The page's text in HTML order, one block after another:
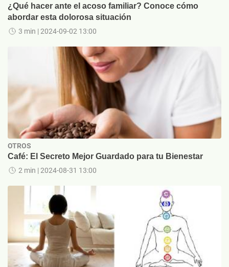
¿Qué hacer ante el acoso familiar? Conoce cómo
abordar esta dolorosa situación
3 min | 2024-09-02 13:00
OTROS
Café: El Secreto Mejor Guardado para tu Bienestar
2 min | 2024-08-31 13:00